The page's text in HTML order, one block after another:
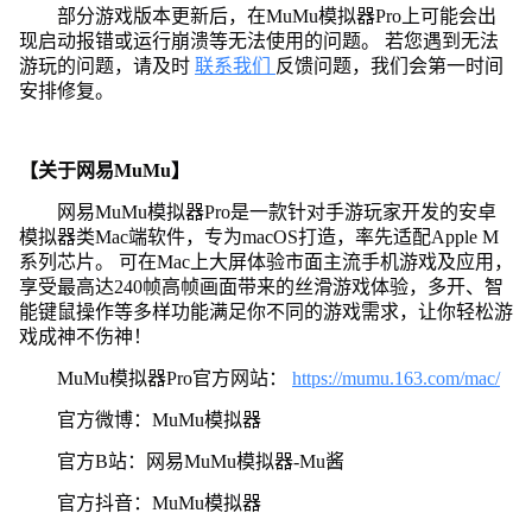
部分游戏版本更新后，在MuMu模拟器Pro上可能会出
现启动报错或运行崩溃等无法使用的问题。 若您遇到无法
游玩的问题，请及时 联系我们
反馈问题，我们会第一时间
安排修复。
【关于网易MuMu】
网易MuMu模拟器Pro是一款针对手游玩家开发的安卓
模拟器类Mac端软件，专为macOS打造，率先适配Apple M
系列芯片。 可在Mac上大屏体验市面主流手机游戏及应用，
享受最高达240帧高帧画面带来的丝滑游戏体验，多开、智
能键鼠操作等多样功能满足你不同的游戏需求，让你轻松游
戏成神不伤神！
MuMu模拟器Pro官方网站： https://mumu.163.com/mac/
官方微博：MuMu模拟器
官方B站：网易MuMu模拟器-Mu酱
官方抖音：MuMu模拟器